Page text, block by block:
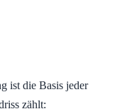
ist die Basis jeder
zählt: